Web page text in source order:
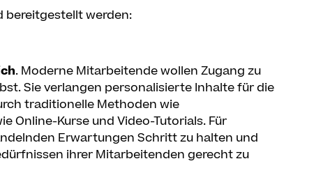
bereitgestellt werden:
. Moderne Mitarbeitende wollen Zugang zu
Sie verlangen personalisierte Inhalte für die
traditionelle Methoden wie
Online-Kurse und Video-Tutorials. Für
Erwartungen Schritt zu halten und
ihrer Mitarbeitenden gerecht zu